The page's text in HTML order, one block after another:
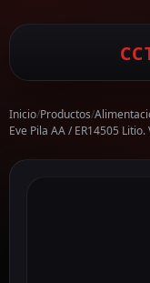
Inicio/Productos/
Eve Pila AA / ER14505 Litio.